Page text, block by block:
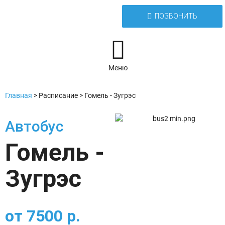
ПОЗВОНИТЬ
Меню
Главная > Расписание > Гомель - Зугрэс
Автобус
Гомель -
Зугрэс
от 7500 р.